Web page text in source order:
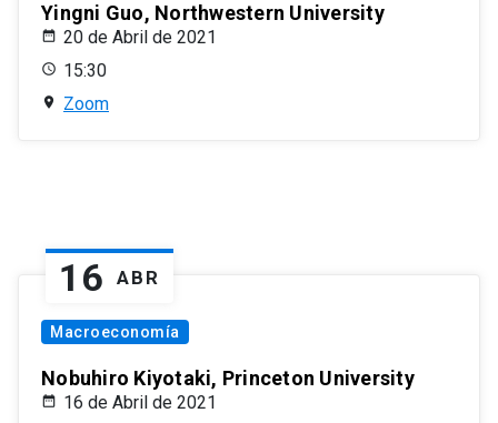
Yingni Guo, Northwestern University
20 de Abril de 2021
15:30
Zoom
16 ABR
Macroeconomía
Nobuhiro Kiyotaki, Princeton University
16 de Abril de 2021